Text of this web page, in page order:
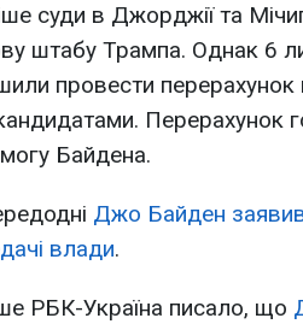
суди в Джорджії та
штабу Трампа. Однак 6
провести
Перерахунок
Байдена.
Джо Байден
влади.
РБК-Україна писало, що